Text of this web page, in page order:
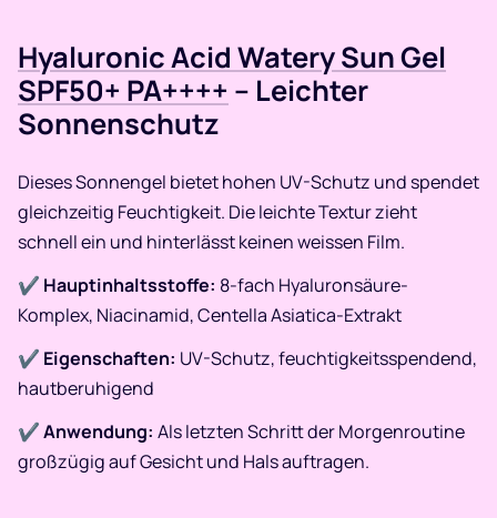
Hyaluronic Acid Watery Sun Gel
SPF50+ PA++++ – Leichter
Sonnenschutz
Dieses Sonnengel bietet hohen UV-Schutz und spendet
gleichzeitig Feuchtigkeit. Die leichte Textur zieht
schnell ein und hinterlässt keinen weissen Film.​
✔ Hauptinhaltsstoffe: 8-fach Hyaluronsäure-
Komplex, Niacinamid, Centella Asiatica-Extrakt
✔ Eigenschaften: UV-Schutz, feuchtigkeitsspendend,
hautberuhigend
✔Anwendung: Als letzten Schritt der Morgenroutine
großzügig auf Gesicht und Hals auftragen.​​